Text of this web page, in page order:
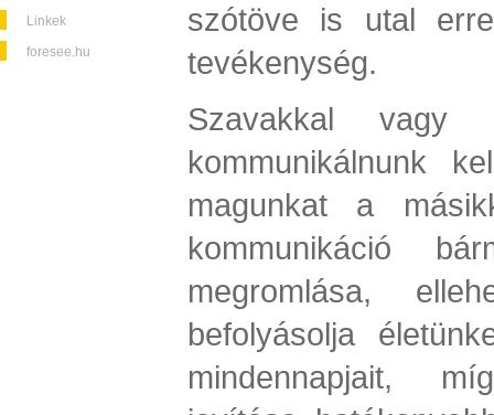
Linkek
foresee.hu
szótöve is utal
tevékenység.
Szavakkal vagy
kommunikálnunk
magunkat a
kommunikáció
megromlása,
befolyásolja
mindennapjait,